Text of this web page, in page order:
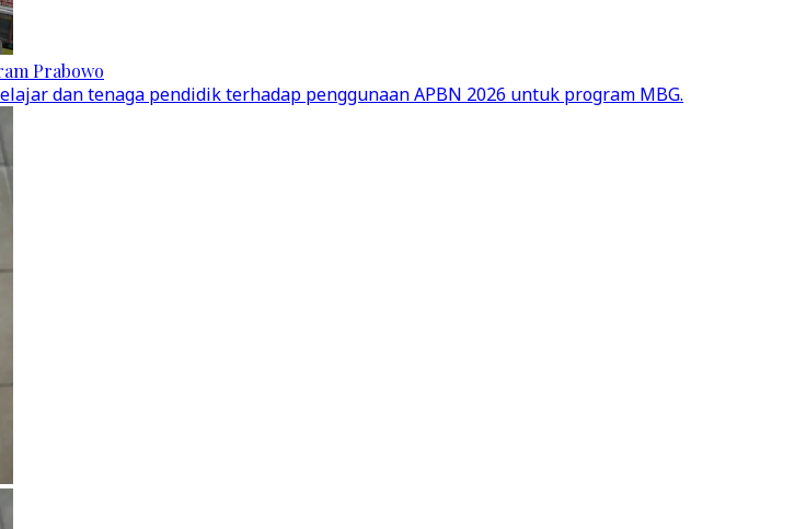
Prabowo
dan tenaga pendidik terhadap penggunaan APBN 2026 untuk program MBG.